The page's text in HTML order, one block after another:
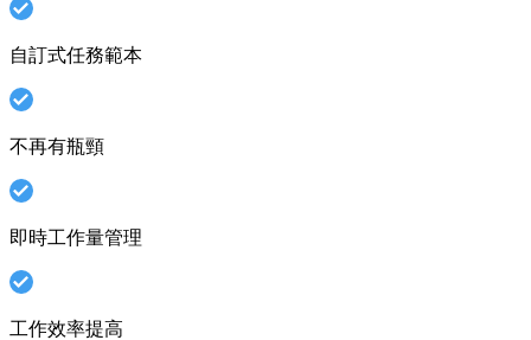
自訂式任務範本
不再有瓶頸
即時工作量管理
工作效率提高